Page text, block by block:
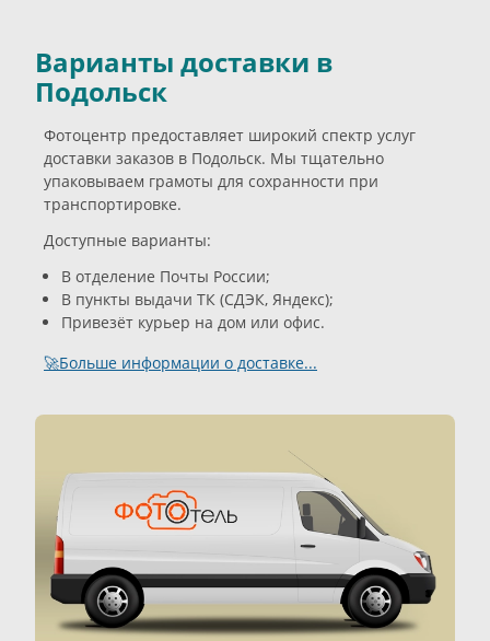
Варианты доставки в
Подольск
Фотоцентр предоставляет широкий спектр услуг
доставки заказов в Подольск. Мы тщательно
упаковываем грамоты для сохранности при
транспортировке.
Доступные варианты:
В отделение Почты России;
В пункты выдачи ТК (СДЭК, Яндекс);
Привезёт курьер на дом или офис.
🚀Больше информации о доставке...